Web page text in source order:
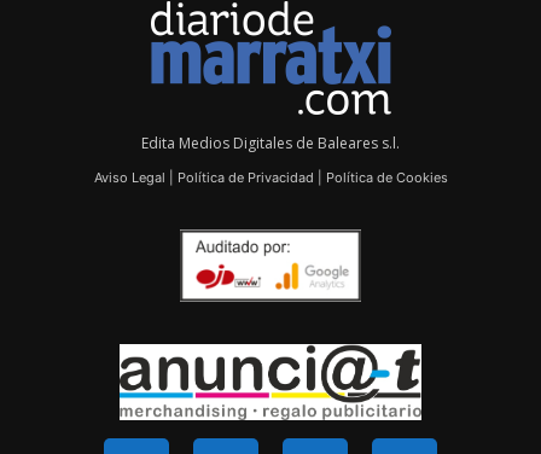
Edita Medios Digitales de Baleares s.l.
Aviso Legal Política de Privacidad Política de Cookies